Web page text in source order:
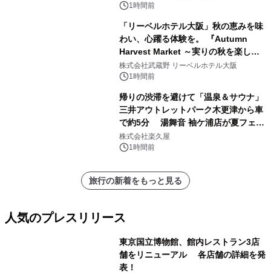
1時間前
「リーベルホテル大阪」秋の恵みを味
わい、心躍る体験を。 『Autumn
Harvest Market ～実りの秋を楽しむ
ディナー&スイーツビュッフェ～』を9
月18日より開催！
株式会社武蔵野 リーベルホテル大阪
1時間前
帰りの渋滞を避けて「温泉＆サウナ」
三井アウトレットパーク木更津から車
で約5分 湯舞音 袖ケ浦店が夏フェア
メニューを提供
株式会社楽久屋
1時間前
旅行の新着をもっと見る
人気のプレスリリース
東京国立博物館、館内レストラン3店
舗をリニューアル 各店舗の詳細を発
表！